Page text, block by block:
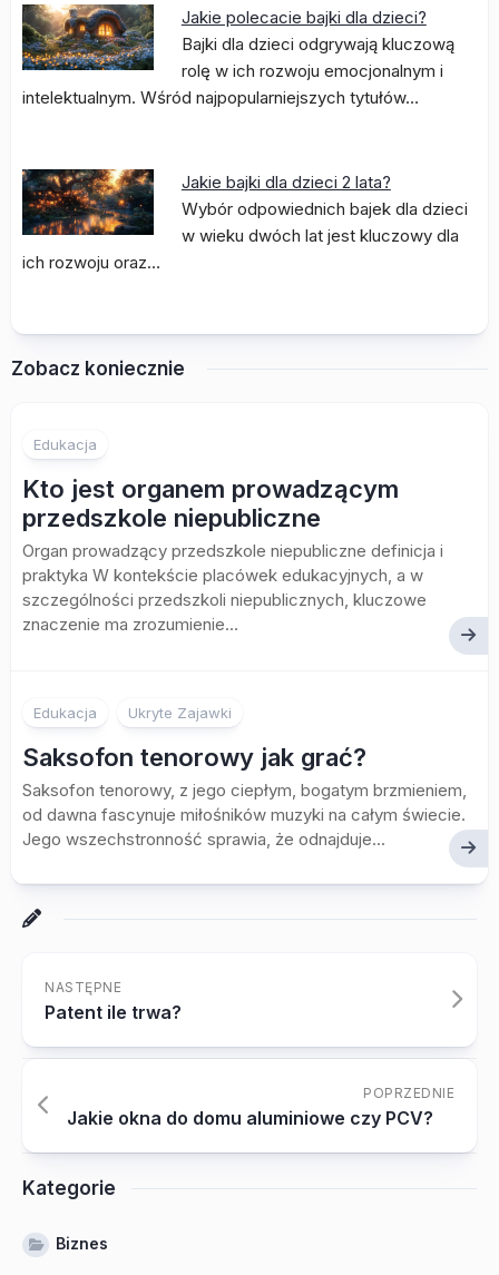
Jakie polecacie bajki dla dzieci?
Bajki dla dzieci odgrywają kluczową
rolę w ich rozwoju emocjonalnym i
intelektualnym. Wśród najpopularniejszych tytułów…
Jakie bajki dla dzieci 2 lata?
Wybór odpowiednich bajek dla dzieci
w wieku dwóch lat jest kluczowy dla
ich rozwoju oraz…
Zobacz koniecznie
Edukacja
Kto jest organem prowadzącym
przedszkole niepubliczne
Organ prowadzący przedszkole niepubliczne definicja i
praktyka W kontekście placówek edukacyjnych, a w
szczególności przedszkoli niepublicznych, kluczowe
znaczenie ma zrozumienie...
Edukacja Ukryte Zajawki
Saksofon tenorowy jak grać?
Saksofon tenorowy, z jego ciepłym, bogatym brzmieniem,
od dawna fascynuje miłośników muzyki na całym świecie.
Jego wszechstronność sprawia, że odnajduje...
NASTĘPNE
Patent ile trwa?
POPRZEDNIE
Jakie okna do domu aluminiowe czy PCV?
Kategorie
Biznes